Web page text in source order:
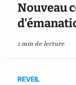
Nouveau
1 min de lecture
REVEIL